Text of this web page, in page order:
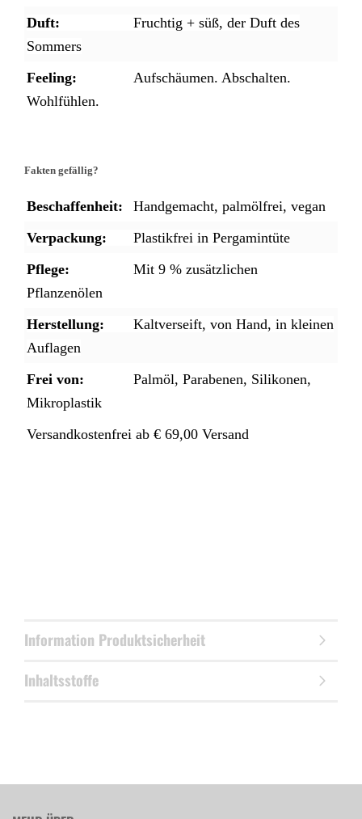
Duft:
Fruchtig + süß, der Duft des
Sommers
Feeling:
Aufschäumen. Abschalten.
Wohlfühlen.
Fakten gefällig?
Beschaffenheit:
Handgemacht, palmölfrei, vegan
Verpackung:
Plastikfrei in Pergamintüte
Pflege:
Mit 9 % zusätzlichen
Pflanzenölen
Herstellung:
Kaltverseift, von Hand, in kleinen
Auflagen
Frei von:
Palmöl, Parabenen, Silikonen,
Mikroplastik
Versandkostenfrei ab € 69,00 Versand
Information Produktsicherheit
Inhaltsstoffe